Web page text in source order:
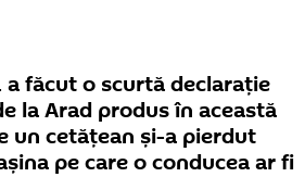
a făcut o scurtă declarație
la Arad produs în această
un cetățean și-a pierdut
pe care o conducea ar fi